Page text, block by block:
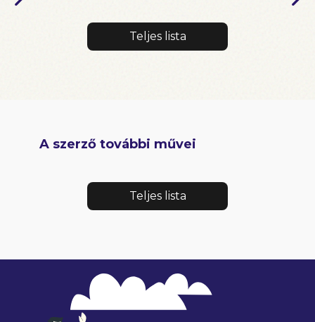
Teljes lista
A szerző további művei
Teljes lista